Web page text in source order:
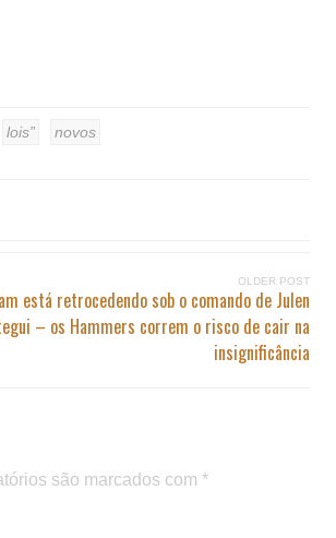
lois” novos
OLDER POST
está retrocedendo sob o comando de Julen
– os Hammers correm o risco de cair na
insignificância
são marcados com *